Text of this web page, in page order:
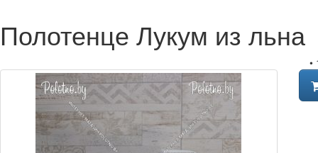
Полотенце Лукум из льна
•